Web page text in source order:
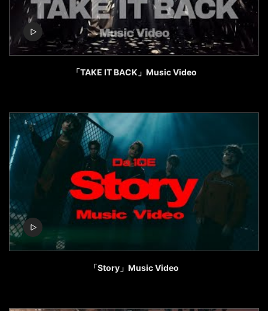
「TAKE IT BACK」Music Video
「Story」Music Video